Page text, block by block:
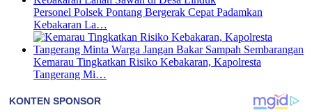
Personel Polsek Pontang Bergerak Cepat Padamkan
Kebakaran La…
Kemarau Tingkatkan Risiko Kebakaran, Kapolresta
Tangerang Mi…